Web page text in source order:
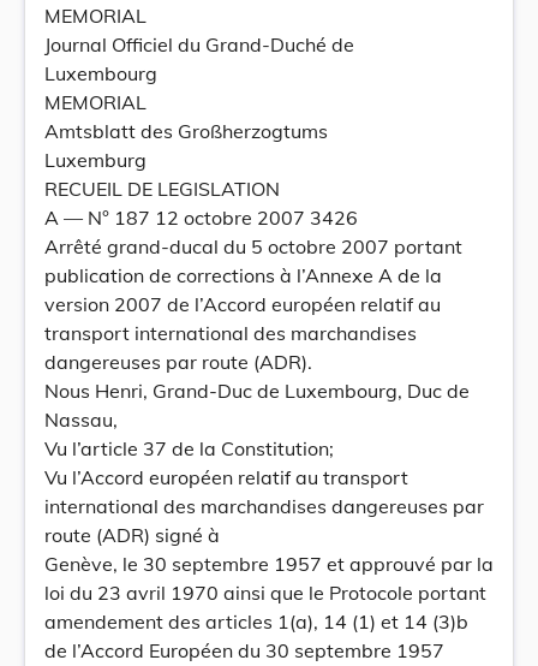
MEMORIAL
Journal Officiel du Grand-Duché de
Luxembourg
MEMORIAL
Amtsblatt des Großherzogtums
Luxemburg
RECUEIL DE LEGISLATION
A –– N° 187 12 octobre 2007 3426
Arrêté grand-ducal du 5 octobre 2007 portant
publication de corrections à l’Annexe A de la
version 2007 de l’Accord européen relatif au
transport international des marchandises
dangereuses par route (ADR).
Nous Henri, Grand-Duc de Luxembourg, Duc de
Nassau,
Vu l’article 37 de la Constitution;
Vu l’Accord européen relatif au transport
international des marchandises dangereuses par
route (ADR) signé à
Genève, le 30 septembre 1957 et approuvé par la
loi du 23 avril 1970 ainsi que le Protocole portant
amendement des articles 1(a), 14 (1) et 14 (3)b
de l’Accord Européen du 30 septembre 1957